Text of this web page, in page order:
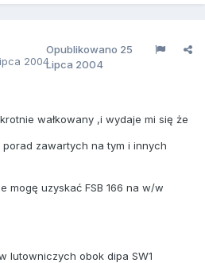
2004
Opublikowano 25
Lipca 2004
wałkowany ,i wydaje mi się że
porad zawartych na tym i innych
mogę uzyskać FSB 166 na w/w
lutowniczych obok dipa SW1